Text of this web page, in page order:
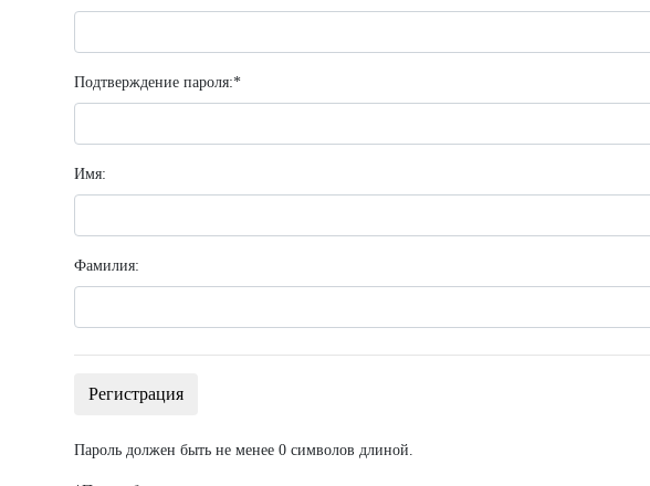
Подтверждение пароля:*
Имя:
Фамилия:
Пароль должен быть не менее 0 символов длиной.